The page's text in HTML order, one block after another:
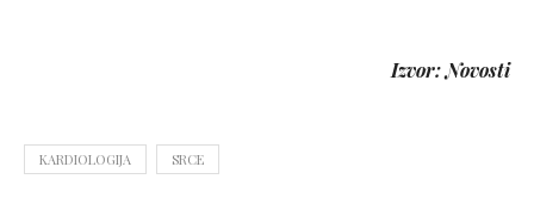
Izvor: Novosti
KARDIOLOGIJA SRCE